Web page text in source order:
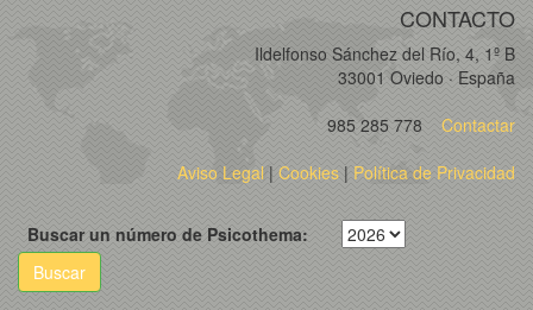
CONTACTO
Ildelfonso Sánchez del Río, 4, 1º B
33001 Oviedo · España
985 285 778
Contactar
Aviso Legal| Cookies | Política de Privacidad
Buscar un número de Psicothema:
Buscar